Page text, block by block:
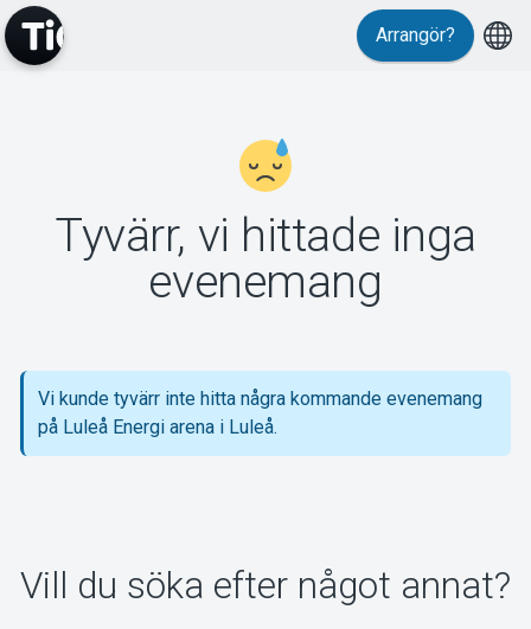
Support
Om Tickster
Arrangör?
Tyvärr, vi hittade inga
evenemang
Vi kunde tyvärr inte hitta några kommande evenemang
på Luleå Energi arena i Luleå.
Vill du söka efter något annat?